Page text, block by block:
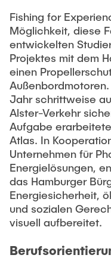
Fishing for
Möglichkeit, diese
entwickelten
Projektes mit dem
einen
Jahr schrittweise
Alster-Verkehr
Aufgabe
Atlas. In
Unternehmen für
Energielösungen,
das Hamburger
Energiesicherheit,
und sozialen
visuell aufbereitet.